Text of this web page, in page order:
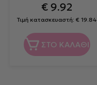
€ 9.92
Τιμή κατασκευαστή:€ 19.84
ΣΤΟ ΚΑΛΑΘΙ